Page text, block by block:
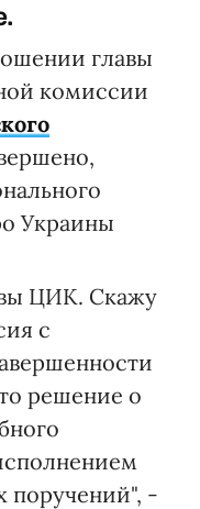
главы
комиссии
Украины
ЦИК. Скажу
с
решение о
поручений", -